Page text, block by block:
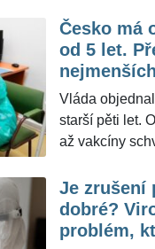
Česko má
od 5 let.
Vláda
starší pěti let.
až vakcíny
očkováním
skupinou, ani
rezervoárem
Je zrušení
dobré?
problém,